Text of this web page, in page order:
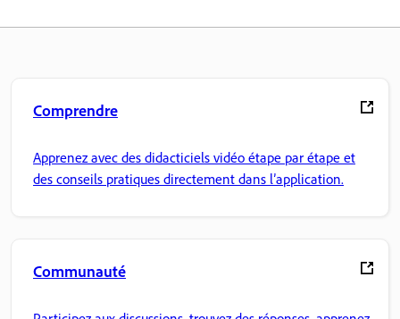
Comprendre
Apprenez avec des didacticiels vidéo étape par étape et
des conseils pratiques directement dans l’application.
Communauté